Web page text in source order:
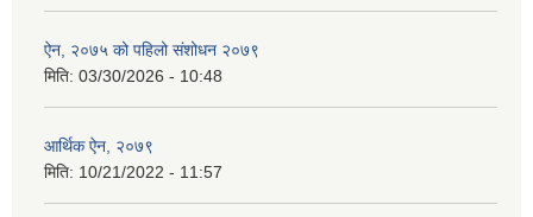
ऐन, २०७५ को पहिलो संशोधन २०७९
मिति: 03/30/2026 - 10:48
आर्थिक ऐन, २०७९
मिति: 10/21/2022 - 11:57